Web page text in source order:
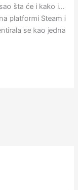
šta će i kako i…
platformi Steam i
se kao jedna